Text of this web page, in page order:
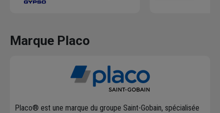
Marque Placo
Placo® est une marque du groupe Saint-Gobain, spécialisée